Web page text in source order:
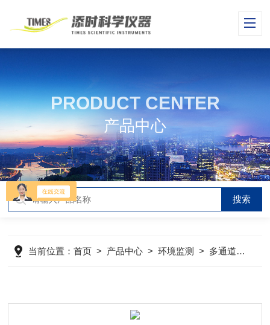
PRODUCT CENTER
产品中心
当前位置：首页 > 产品中心 >环境监测 > 多通道噪声振动分析仪